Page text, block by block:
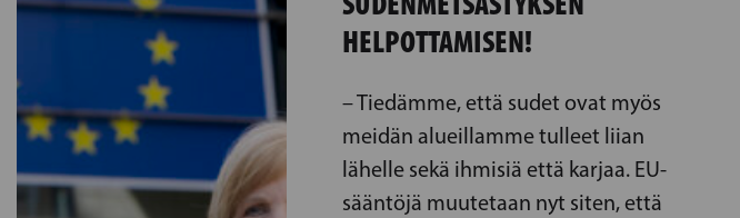
HELPOTTAMISEN!
– Tiedämme, että sudet ovat myös
meidän alueillamme tulleet liian
lähelle sekä ihmisiä että karjaa. EU-
sääntöjä muutetaan nyt siten, että